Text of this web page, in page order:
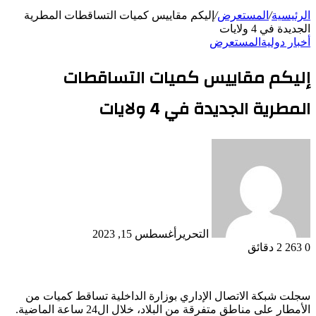
الرئيسية/ المستعرض/ إليكم مقاييس كميات التساقطات المطرية
الجديدة في 4 ولايات
أخبار دولية المستعرض
إليكم مقاييس كميات التساقطات
المطرية الجديدة في 4 ولايات
التحرير أغسطس 15, 2023
0
2 دقائق
سجلت شبكة الاتصال الإداري بوزارة الداخلية تساقط كميات من
الأمطار على مناطق متفرقة من البلاد، خلال ال24 ساعة الماضية.